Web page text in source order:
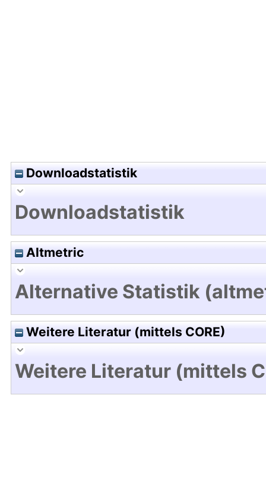
Downloadstatistik
Downloadstatistik
Altmetric
Alternative Statistik
Weitere Literatur (mittels CORE)
Weitere Literatur (mittels